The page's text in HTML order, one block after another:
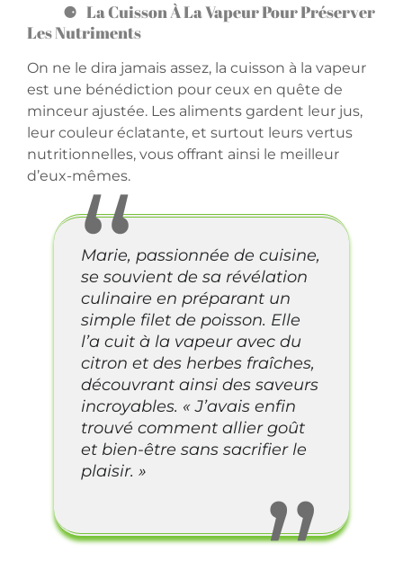
La Cuisson À La Vapeur Pour Préserver
Les Nutriments
On ne le dira jamais assez, la cuisson à la vapeur
est une bénédiction pour ceux en quête de
minceur ajustée. Les aliments gardent leur jus,
leur couleur éclatante, et surtout leurs vertus
nutritionnelles, vous offrant ainsi le meilleur
d’eux-mêmes.
Marie, passionnée de cuisine,
se souvient de sa révélation
culinaire en préparant un
simple filet de poisson. Elle
l’a cuit à la vapeur avec du
citron et des herbes fraîches,
découvrant ainsi des saveurs
incroyables. « J’avais enfin
trouvé comment allier goût
et bien-être sans sacrifier le
plaisir. »